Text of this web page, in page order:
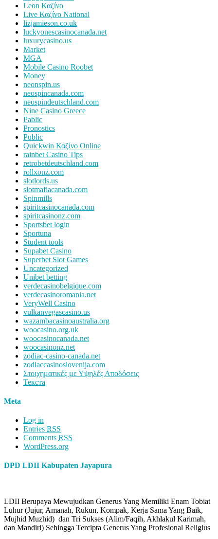
Leon Καζίνο
Live Καζίνο National
lizjamieson.co.uk
luckyonescasinocanada.net
luxurycasino.us
Market
MGA
Mobile Casino Roobet
Money
neonspin.us
neospincanada.com
neospindeutschland.com
Nine Casino Greece
Pablic
Pronostics
Public
Quickwin Καζίνο Online
rainbet Casino Tips
retrobetdeutschland.com
rollxonz.com
slotlords.us
slotmafiacanada.com
Spinmills
spiritcasinocanada.com
spiritcasinonz.com
Sportsbet login
Sportuna
Student tools
Supabet Casino
Superbet Slot Games
Uncategorized
Unibet betting
verdecasinobelgique.com
verdecasinoromania.net
VeryWell Casino
vulkanvegascasino.us
wazambacasinoaustralia.org
woocasino.org.uk
woocasinocanada.net
woocasinonz.net
zodiac-casino-canada.net
zodiaccasinoslovenija.com
Στοιχηματικές με Υψηλές Αποδόσεις
Текста
Meta
Log in
Entries RSS
Comments RSS
WordPress.org
DPD LDII Kabupaten Jayapura
LDII Berupaya Mewujudkan Generus Yang Memiliki Enam Tobiat
Luhur (Jujur, Amanah, Rukun, Kompak, Kerja Sama Yang Baik,
Mujhid Muzhid) dan Tri Sukses (Alim/Faqih, Akhlakul Karimah,
dan Mandiri) Sehingga Tercipta Generus Yang Profesional Religius